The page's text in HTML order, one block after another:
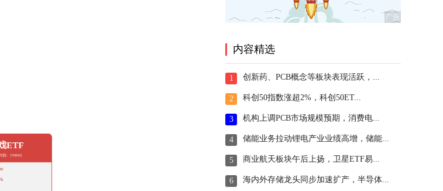
内容精选
1 创新药、PCB概念等板块表现活跃，...
2 科创50指数涨超2%，科创50ET...
3 机构上调PCB市场规模预期，消费电...
4 储能业务拉动锂电产业业绩高增，储能...
5 商业航天板块午后上扬，卫星ETF易...
6 海内外存储龙头同步加速扩产，半导体...